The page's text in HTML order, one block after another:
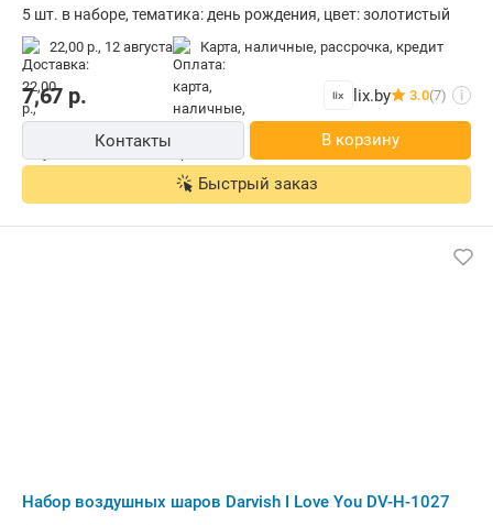
5 шт. в наборе, тематика: день рождения, цвет: золотистый
22,00 р., 12 августа карта, наличные, рассрочка, кредит
7,67 р. lix.by 3.0(7) i
Контакты В корзину
Быстрый заказ
Набор воздушных шаров Darvish I Love You DV-H-1027